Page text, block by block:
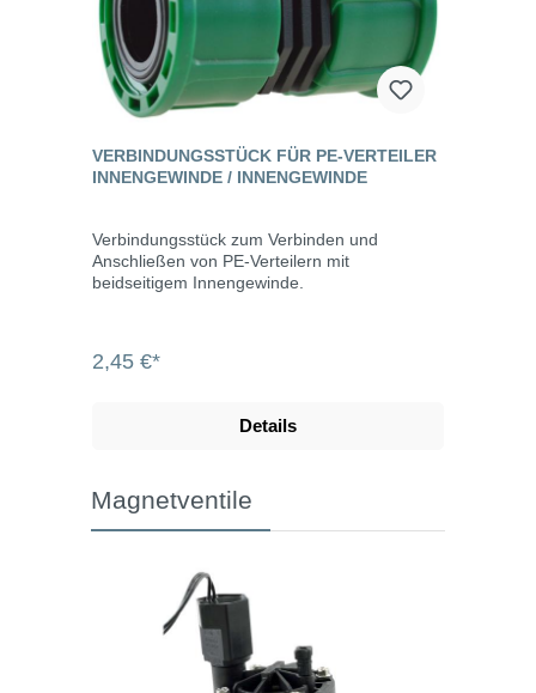
VERBINDUNGSSTÜCK FÜR PE-VERTEILER
INNENGEWINDE / INNENGEWINDE
Verbindungsstück zum Verbinden und
Anschließen von PE-Verteilern mit
beidseitigem Innengewinde.
2,45 €*
Details
Magnetventile